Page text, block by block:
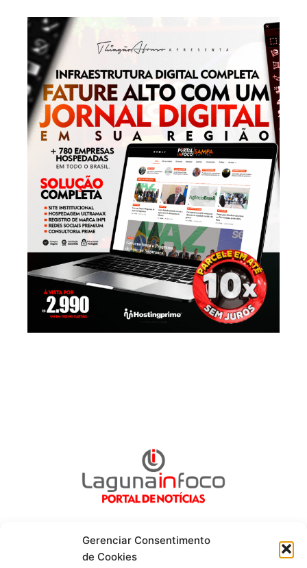
Gerenciar Consentimento
de Cookies